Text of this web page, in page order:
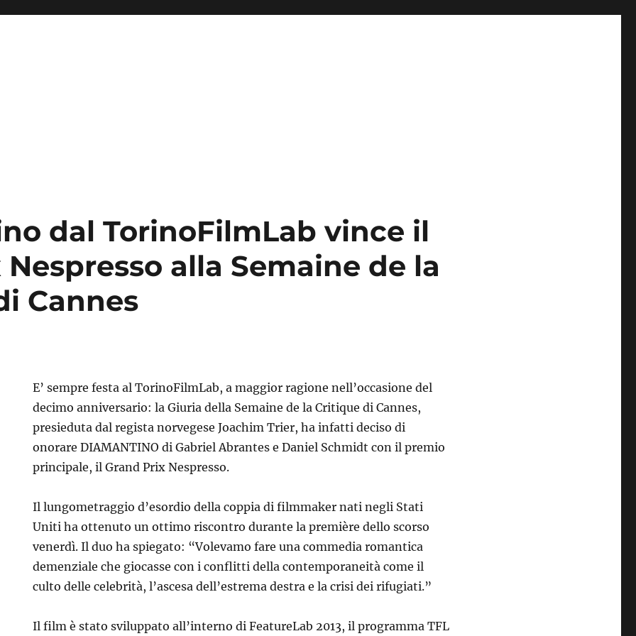
dal TorinoFilmLab vince il
Nespresso alla Semaine de la
Cannes
E’ sempre festa al TorinoFilmLab, a maggior ragione nell’occasione del
decimo anniversario: la Giuria della Semaine de la Critique di Cannes,
presieduta dal regista norvegese Joachim Trier, ha infatti deciso di
onorare DIAMANTINO di Gabriel Abrantes e Daniel Schmidt con il premio
principale, il Grand Prix Nespresso.
Il lungometraggio d’esordio della coppia di filmmaker nati negli Stati
Uniti ha ottenuto un ottimo riscontro durante la première dello scorso
venerdì. Il duo ha spiegato: “Volevamo fare una commedia romantica
demenziale che giocasse con i conflitti della contemporaneità come il
culto delle celebrità, l’ascesa dell’estrema destra e la crisi dei rifugiati.”
Il film è stato sviluppato all’interno di FeatureLab 2013, il programma TFL